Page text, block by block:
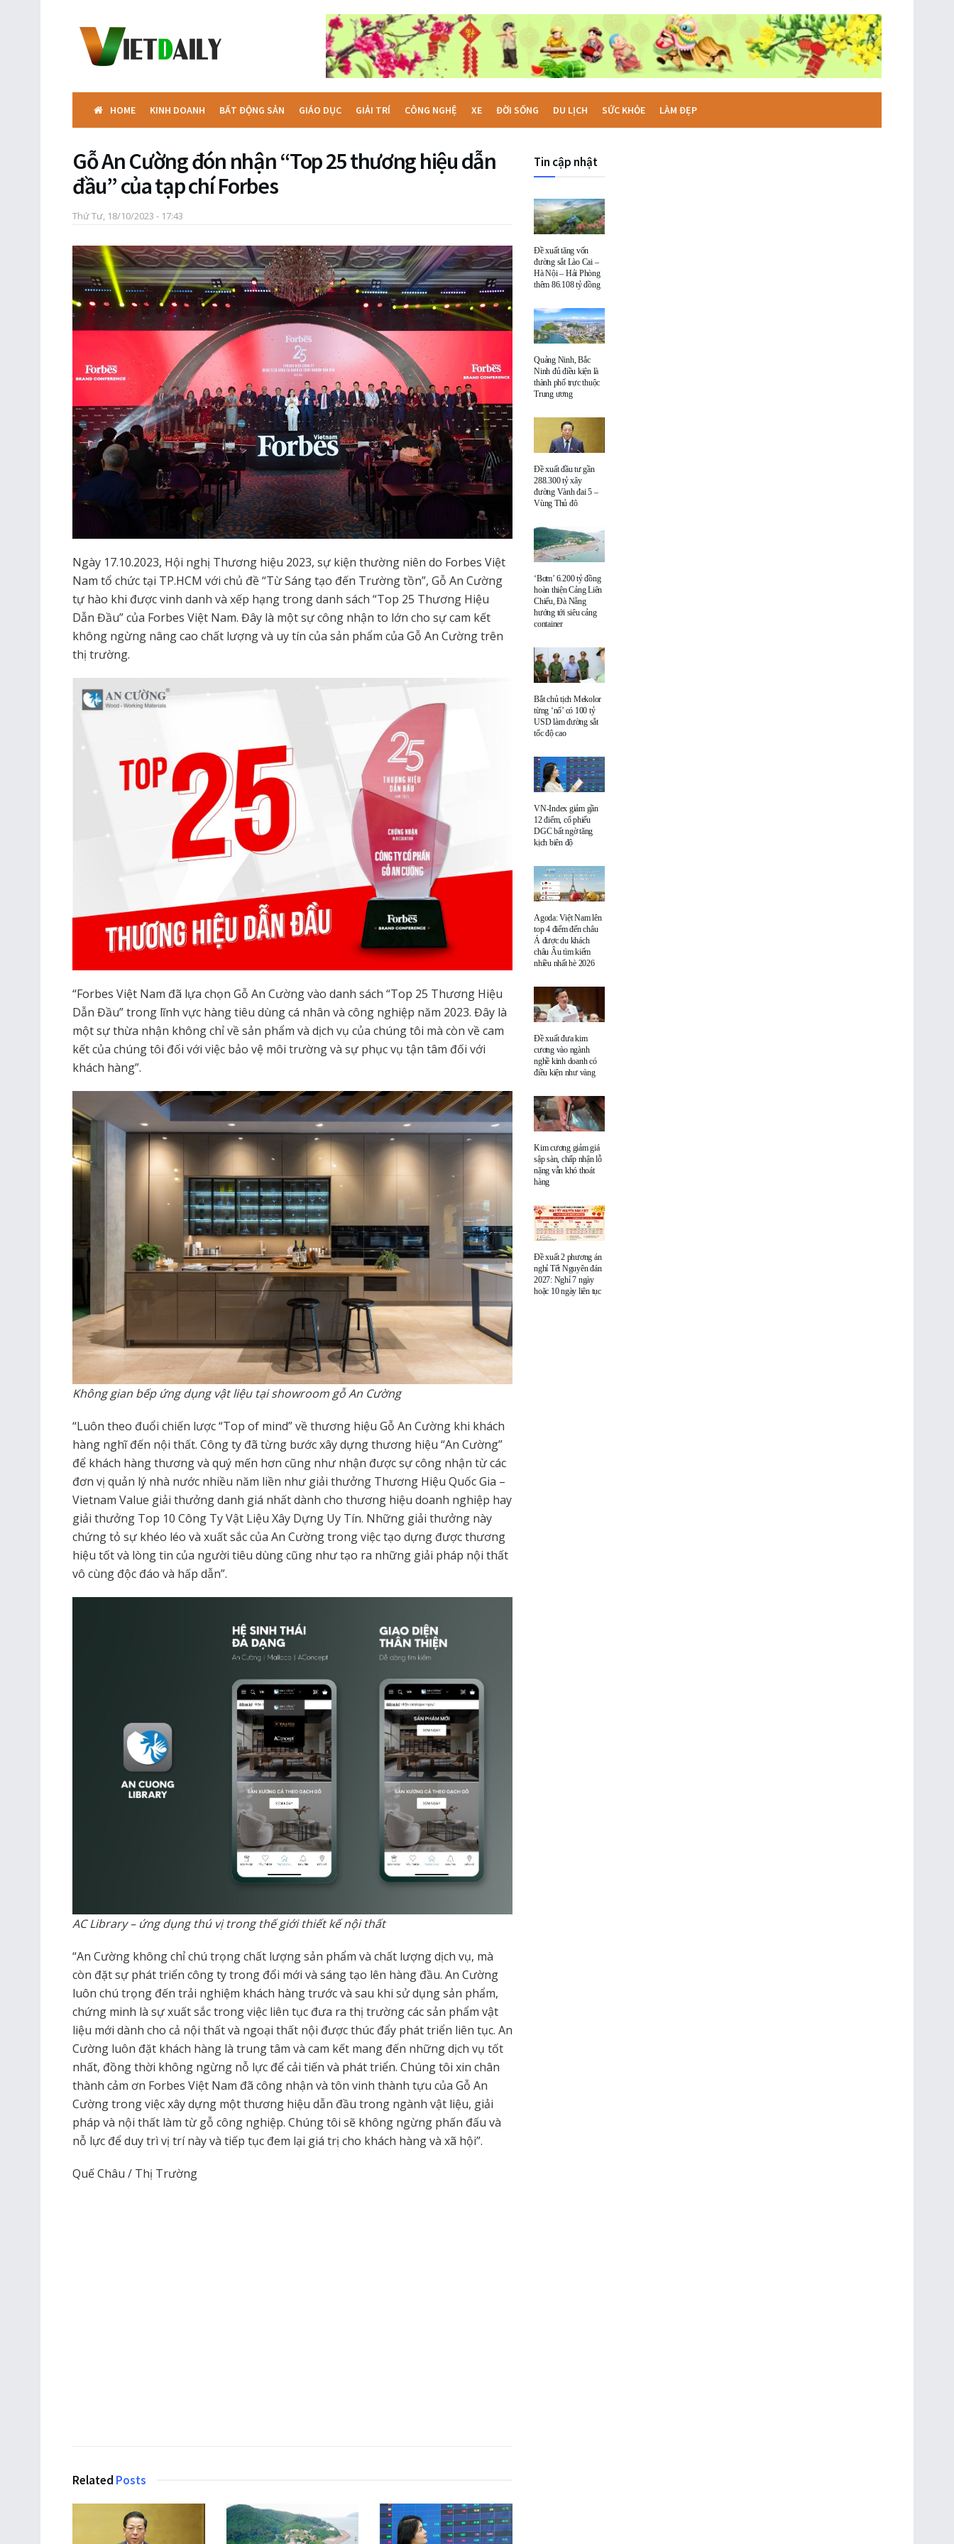
HOME KINH DOANH BẤT ĐỘNG SẢN GIÁO DỤC GIẢI TRÍ CÔNG NGHỆ XE ĐỜI SỐNG DU LỊCH SỨC KHỎE LÀM ĐẸP
Gỗ An Cường đón nhận “Top 25 thương hiệu dẫn
đầu” của tạp chí Forbes
Thứ Tư, 18/10/2023 - 17:43
Ngày 17.10.2023, Hội nghị Thương hiệu 2023, sự kiện thường niên do Forbes Việt
Nam tổ chức tại TP.HCM với chủ đề “Từ Sáng tạo đến Trường tồn”, Gỗ An Cường
tự hào khi được vinh danh và xếp hạng trong danh sách “Top 25 Thương Hiệu
Dẫn Đầu” của Forbes Việt Nam. Đây là một sự công nhận to lớn cho sự cam kết
không ngừng nâng cao chất lượng và uy tín của sản phẩm của Gỗ An Cường trên
thị trường.
“Forbes Việt Nam đã lựa chọn Gỗ An Cường vào danh sách “Top 25 Thương Hiệu
Dẫn Đầu” trong lĩnh vực hàng tiêu dùng cá nhân và công nghiệp năm 2023. Đây là
một sự thừa nhận không chỉ về sản phẩm và dịch vụ của chúng tôi mà còn về cam
kết của chúng tôi đối với việc bảo vệ môi trường và sự phục vụ tận tâm đối với
khách hàng”.
Không gian bếp ứng dụng vật liệu tại showroom gỗ An Cường
“Luôn theo đuổi chiến lược “Top of mind” về thương hiệu Gỗ An Cường khi khách
hàng nghĩ đến nội thất. Công ty đã từng bước xây dựng thương hiệu “An Cường”
để khách hàng thương và quý mến hơn cũng như nhận được sự công nhận từ các
đơn vị quản lý nhà nước nhiều năm liền như giải thưởng Thương Hiệu Quốc Gia –
Vietnam Value giải thưởng danh giá nhất dành cho thương hiệu doanh nghiệp hay
giải thưởng Top 10 Công Ty Vật Liệu Xây Dựng Uy Tín. Những giải thưởng này
chứng tỏ sự khéo léo và xuất sắc của An Cường trong việc tạo dựng được thương
hiệu tốt và lòng tin của người tiêu dùng cũng như tạo ra những giải pháp nội thất
vô cùng độc đáo và hấp dẫn”.
AC Library – ứng dụng thú vị trong thế giới thiết kế nội thất
“An Cường không chỉ chú trọng chất lượng sản phẩm và chất lượng dịch vụ, mà
còn đặt sự phát triển công ty trong đổi mới và sáng tạo lên hàng đầu. An Cường
luôn chú trọng đến trải nghiệm khách hàng trước và sau khi sử dụng sản phẩm,
chứng minh là sự xuất sắc trong việc liên tục đưa ra thị trường các sản phẩm vật
liệu mới dành cho cả nội thất và ngoại thất nội được thúc đẩy phát triển liên tục. An
Cường luôn đặt khách hàng là trung tâm và cam kết mang đến những dịch vụ tốt
nhất, đồng thời không ngừng nỗ lực để cải tiến và phát triển. Chúng tôi xin chân
thành cảm ơn Forbes Việt Nam đã công nhận và tôn vinh thành tựu của Gỗ An
Cường trong việc xây dựng một thương hiệu dẫn đầu trong ngành vật liệu, giải
pháp và nội thất làm từ gỗ công nghiệp. Chúng tôi sẽ không ngừng phấn đấu và
nỗ lực để duy trì vị trí này và tiếp tục đem lại giá trị cho khách hàng và xã hội”.
Quế Châu / Thị Trường
Related Posts
Tin cập nhật
Đề xuất tăng vốn
đường sắt Lào Cai –
Hà Nội – Hải Phòng
thêm 86.108 tỷ đồng
Quảng Ninh, Bắc
Ninh đủ điều kiện là
thành phố trực thuộc
Trung ương
Đề xuất đầu tư gần
288.300 tỷ xây
đường Vành đai 5 –
Vùng Thủ đô
‘Bơm’ 6.200 tỷ đồng
hoàn thiện Cảng Liên
Chiểu, Đà Nẵng
hướng tới siêu cảng
container
Bắt chủ tịch Mekolor
từng ‘nổ’ có 100 tỷ
USD làm đường sắt
tốc độ cao
VN-Index giảm gần
12 điểm, cổ phiếu
DGC bất ngờ tăng
kịch biên độ
Agoda: Việt Nam lên
top 4 điểm đến châu
Á được du khách
châu Âu tìm kiếm
nhiều nhất hè 2026
Đề xuất đưa kim
cương vào ngành
nghề kinh doanh có
điều kiện như vàng
Kim cương giảm giá
sập sàn, chấp nhận lỗ
nặng vẫn khó thoát
hàng
Đề xuất 2 phương án
nghỉ Tết Nguyên đán
2027: Nghỉ 7 ngày
hoặc 10 ngày liên tục